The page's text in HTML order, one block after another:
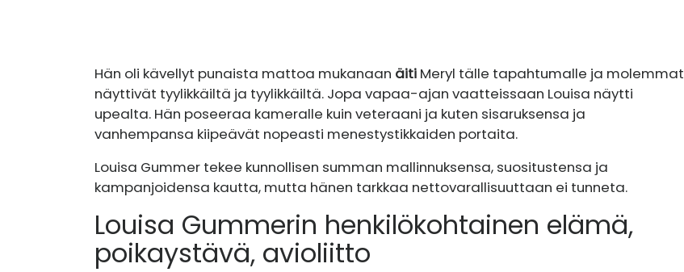
Hän oli kävellyt punaista mattoa mukanaan äiti Meryl tälle tapahtumalle ja molemmat
näyttivät tyylikkäiltä ja tyylikkäiltä. Jopa vapaa-ajan vaatteissaan Louisa näytti
upealta. Hän poseeraa kameralle kuin veteraani ja kuten sisaruksensa ja
vanhempansa kiipeävät nopeasti menestystikkaiden portaita.
Louisa Gummer tekee kunnollisen summan mallinnuksensa, suositustensa ja
kampanjoidensa kautta, mutta hänen tarkkaa nettovarallisuuttaan ei tunneta.
Louisa Gummerin henkilökohtainen elämä,
poikaystävä, avioliitto